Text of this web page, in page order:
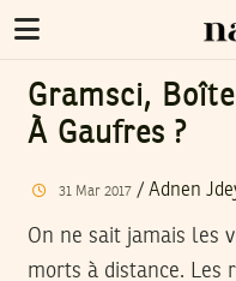
Gramsci,
À Gaufres ?
31 Mar 2017/ Adnen
On ne sait jamais les
morts à distance. Les